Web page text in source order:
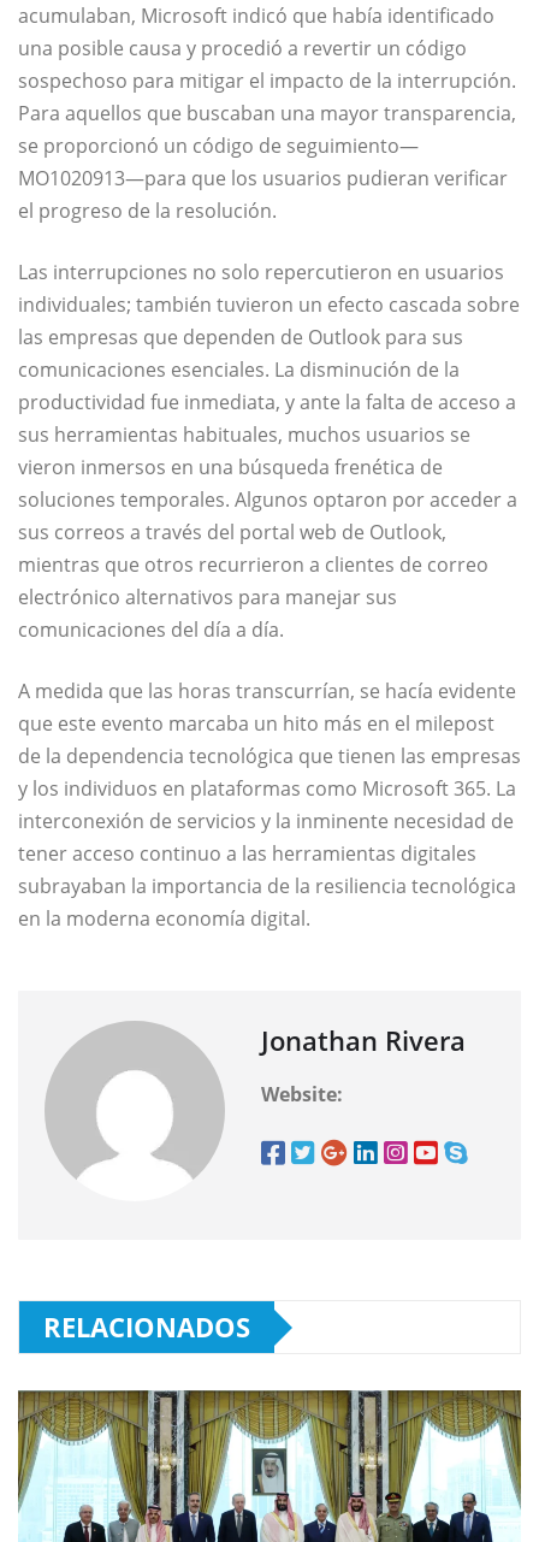
acumulaban, Microsoft indicó que había identificado
una posible causa y procedió a revertir un código
sospechoso para mitigar el impacto de la interrupción.
Para aquellos que buscaban una mayor transparencia,
se proporcionó un código de seguimiento—
MO1020913—para que los usuarios pudieran verificar
el progreso de la resolución.
Las interrupciones no solo repercutieron en usuarios
individuales; también tuvieron un efecto cascada sobre
las empresas que dependen de Outlook para sus
comunicaciones esenciales. La disminución de la
productividad fue inmediata, y ante la falta de acceso a
sus herramientas habituales, muchos usuarios se
vieron inmersos en una búsqueda frenética de
soluciones temporales. Algunos optaron por acceder a
sus correos a través del portal web de Outlook,
mientras que otros recurrieron a clientes de correo
electrónico alternativos para manejar sus
comunicaciones del día a día.
A medida que las horas transcurrían, se hacía evidente
que este evento marcaba un hito más en el milepost
de la dependencia tecnológica que tienen las empresas
y los individuos en plataformas como Microsoft 365. La
interconexión de servicios y la inminente necesidad de
tener acceso continuo a las herramientas digitales
subrayaban la importancia de la resiliencia tecnológica
en la moderna economía digital.
Jonathan Rivera
Website:
RELACIONADOS